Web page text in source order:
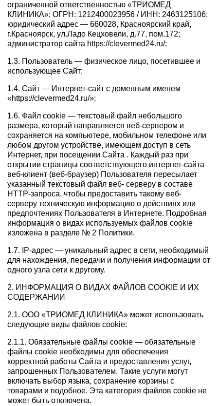
ограниченной ответственностью «ТРИОМЕД
КЛИНИКА»; ОГРН: 1212400023956 / ИНН: 2463125106;
юридический адрес — 660028, Красноярский край,
г.Красноярск, ул.Ладо Кецховели, д.77, пом.172;
администратор сайта https://clevermed24.ru/;
1.3. Пользователь — физическое лицо, посетившее и
использующее Сайт;
1.4. Сайт — Интернет-сайт с доменным именем
«https://clevermed24.ru/»;
1.6. Файл сookie — текстовый файл небольшого
размера, который направляется веб-сервером и
сохраняется на компьютере, мобильном телефоне или
любом другом устройстве, имеющем доступ в сеть
Интернет, при посещении Сайта . Каждый раз при
открытии страницы соответствующего интернет-сайта
веб-клиент (веб-браузер) Пользователя пересылает
указанный текстовый файл веб- серверу в составе
HTTP-запроса, чтобы предоставить такому веб-
серверу техническую информацию о действиях или
предпочтениях Пользователя в Интернете. Подробная
информация о видах используемых файлов cookie
изложена в разделе № 2 Политики.
1.7. IP-адрес — уникальный адрес в сети, необходимый
для нахождения, передачи и получения информации от
одного узла сети к другому.
2. ИНФОРМАЦИЯ О ВИДАХ ФАЙЛОВ COOKIE И ИХ
СОДЕРЖАНИИ
2.1. ООО «ТРИОМЕД КЛИНИКА» может использовать
следующие виды файлов cookie:
2.1.1. Обязательные файлы cookie — обязательные
файлы cookie необходимы для обеспечения
корректной работы Сайта и предоставления услуг,
запрошенных Пользователем. Такие услуги могут
включать выбор языка, сохранение корзины с
товарами и подобное. Эта категория файлов cookie не
может быть отключена.